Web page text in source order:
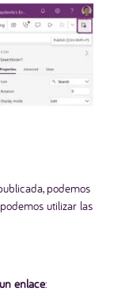
podemos
utilizar las
enlace: